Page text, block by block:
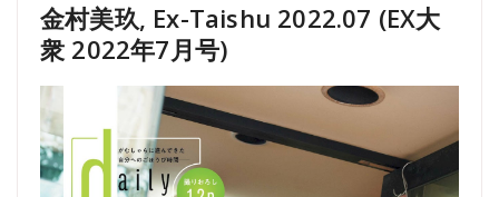
金村美玖, Ex-Taishu 2022.07 (EX大
衆 2022年7月号)